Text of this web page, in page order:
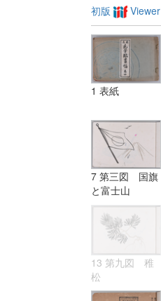
初版 Viewer
1 表紙
7 第三図 国旗
と富士山
13 第九図 稚
松